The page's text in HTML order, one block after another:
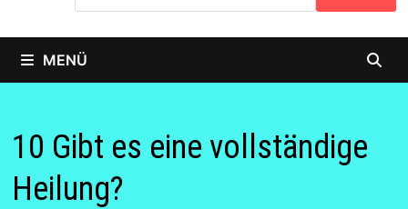
MENÜ
10 Gibt es eine vollständige
Heilung?